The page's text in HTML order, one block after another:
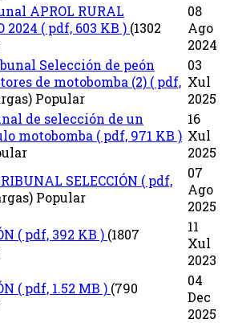
APROL RURAL
2024 ( pdf, 603 KB ) (1302
08
Ago
2024
Selección de peón
de motobomba (2) ( pdf,
Popular
03
Xul
2025
de selección de un
motobomba ( pdf, 971 KB )
16
Xul
2025
SELECCIÓN ( pdf,
Popular
07
Ago
2025
( pdf, 392 KB ) (1807
11
Xul
2023
( pdf, 1.52 MB ) (790
04
Dec
2025